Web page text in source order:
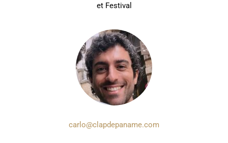
et Festival
carlo@clapdepaname.com